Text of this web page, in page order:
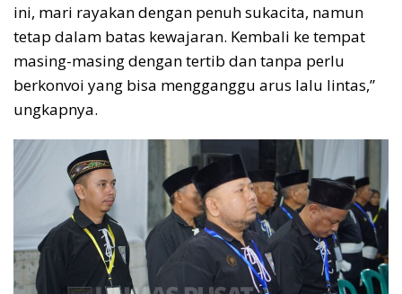
ini, mari rayakan dengan penuh sukacita, namun
tetap dalam batas kewajaran. Kembali ke tempat
masing-masing dengan tertib dan tanpa perlu
berkonvoi yang bisa mengganggu arus lalu lintas,”
ungkapnya.